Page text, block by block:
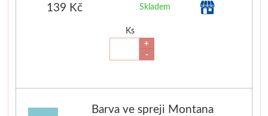
139 Kč Skladem
Ks
+
-
Barva ve spreji Montana